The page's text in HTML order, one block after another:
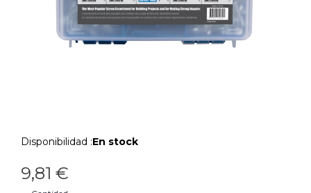
Disponibilidad :En stock
9,81 €